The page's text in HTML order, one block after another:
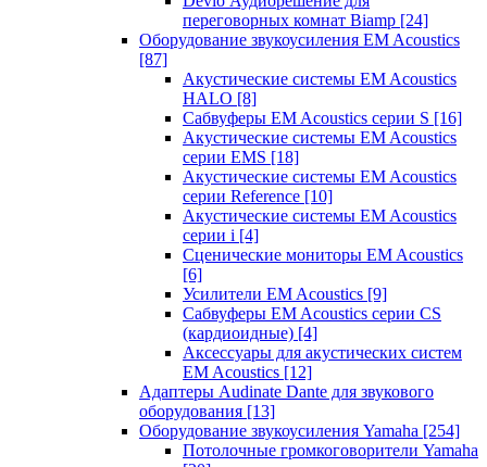
переговорных комнат Biamp [24]
Оборудование звукоусиления EM Acoustics
[87]
Акустические системы EM Acoustics
HALO [8]
Сабвуферы EM Acoustics серии S [16]
Акустические системы EM Acoustics
серии EMS [18]
Акустические системы EM Acoustics
серии Reference [10]
Акустические системы EM Acoustics
серии i [4]
Сценические мониторы EM Acoustics
[6]
Усилители EM Acoustics [9]
Сабвуферы EM Acoustics серии CS
(кардиоидные) [4]
Аксессуары для акустических систем
EM Acoustics [12]
Адаптеры Audinate Dante для звукового
оборудования [13]
Оборудование звукоусиления Yamaha [254]
Потолочные громкоговорители Yamaha